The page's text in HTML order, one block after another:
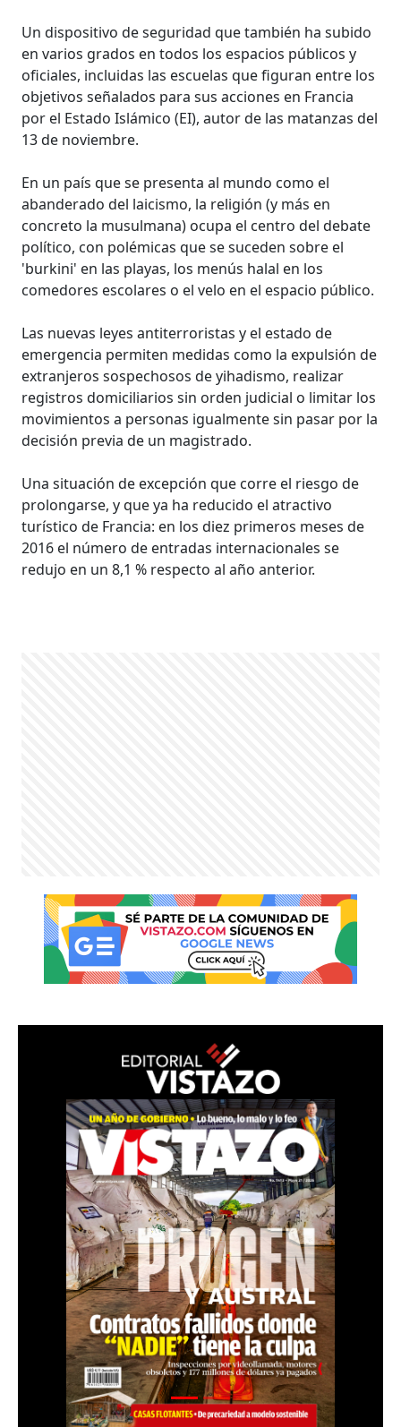
Un dispositivo de seguridad que también ha subido
en varios grados en todos los espacios públicos y
oficiales, incluidas las escuelas que figuran entre los
objetivos señalados para sus acciones en Francia
por el Estado Islámico (EI), autor de las matanzas del
13 de noviembre.
En un país que se presenta al mundo como el
abanderado del laicismo, la religión (y más en
concreto la musulmana) ocupa el centro del debate
político, con polémicas que se suceden sobre el
'burkini' en las playas, los menús halal en los
comedores escolares o el velo en el espacio público.
Las nuevas leyes antiterroristas y el estado de
emergencia permiten medidas como la expulsión de
extranjeros sospechosos de yihadismo, realizar
registros domiciliarios sin orden judicial o limitar los
movimientos a personas igualmente sin pasar por la
decisión previa de un magistrado.
Una situación de excepción que corre el riesgo de
prolongarse, y que ya ha reducido el atractivo
turístico de Francia: en los diez primeros meses de
2016 el número de entradas internacionales se
redujo en un 8,1 % respecto al año anterior.